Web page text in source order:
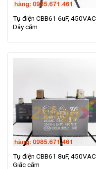
Tụ điện CBB61 6uF, 450VAC
Dây cắm
Tụ điện CBB61 8uF, 450VAC
Giắc cắm